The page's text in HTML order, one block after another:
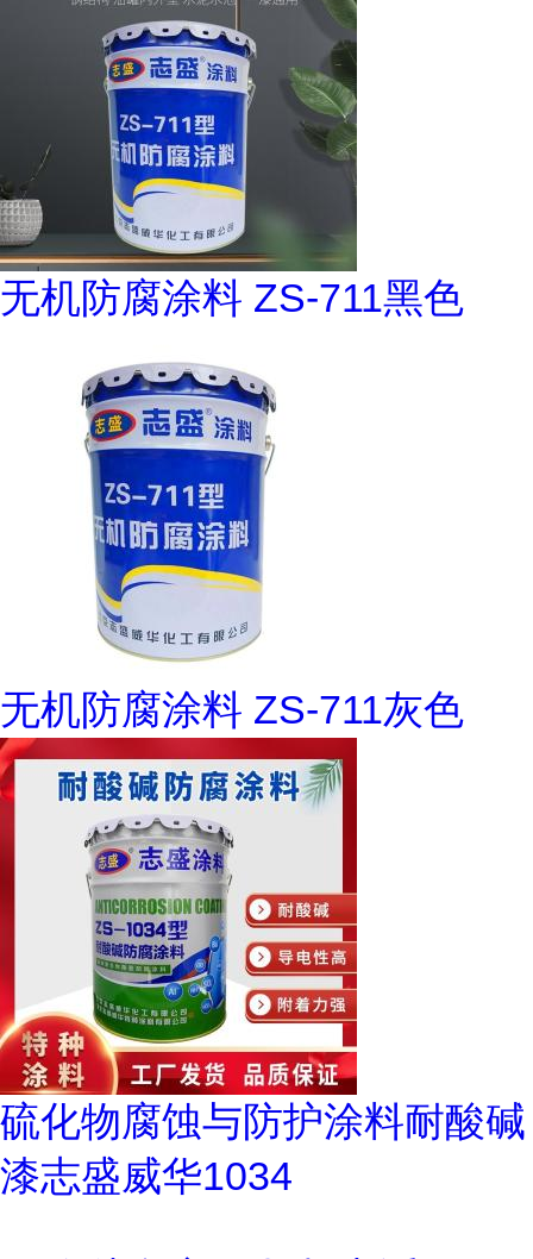
无机防腐涂料 ZS-711黑色
无机防腐涂料 ZS-711灰色
硫化物腐蚀与防护涂料耐酸碱
漆志盛威华1034